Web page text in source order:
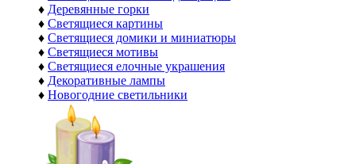
♦ Деревянные горки
♦ Светящиеся картины
♦ Светящиеся домики и миниатюры
♦ Светящиеся мотивы
♦ Светящиеся елочные украшения
♦ Декоративные лампы
♦ Новогодние светильники